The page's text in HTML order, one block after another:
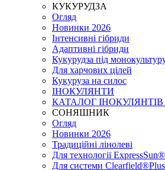
КУКУРУДЗА
Огляд
Новинки 2026
Інтенсивні гібриди
Адаптивні гібриди
Кукурудза під
Для харчових цілей
Кукуруза на силос
ІНОКУЛЯНТИ
КАТАЛОГ ІНОКУЛЯНТІВ
СОНЯШНИК
Огляд
Новинки 2026
Традиційні лінолеві
Для технології ExpressSun®
Для системи Clearfield®Plus